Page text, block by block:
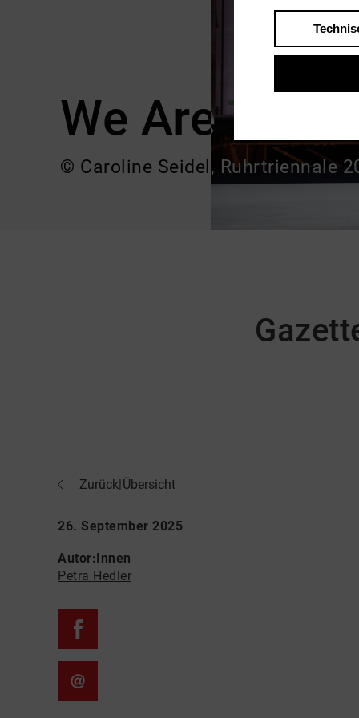
We Are The
© Caroline Seidel, Ruhrtriennale
Zurück|Übersicht
26. September 2025
Autor:Innen
Petra Hedler